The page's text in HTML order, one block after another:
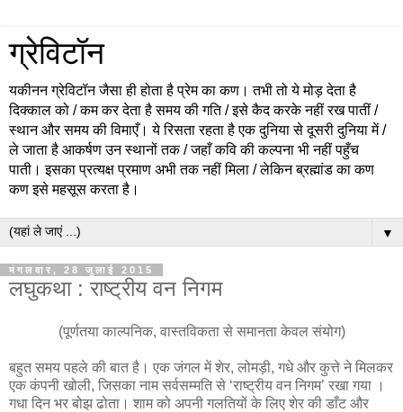
ग्रेविटॉन
यकीनन ग्रेविटॉन जैसा ही होता है प्रेम का कण। तभी तो ये मोड़ देता है
दिक्काल को / कम कर देता है समय की गति / इसे कैद करके नहीं रख पातीं /
स्थान और समय की विमाएँ। ये रिसता रहता है एक दुनिया से दूसरी दुनिया में /
ले जाता है आकर्षण उन स्थानों तक / जहाँ कवि की कल्पना भी नहीं पहुँच
पाती। इसका प्रत्यक्ष प्रमाण अभी तक नहीं मिला / लेकिन ब्रह्मांड का कण
कण इसे महसूस करता है।
▼
मंगलवार, 28 जुलाई 2015
लघुकथा : राष्ट्रीय वन निगम
(पूर्णतया काल्पनिक, वास्तविकता से समानता केवल संयोग)
बहुत समय पहले की बात है। एक जंगल में शेर, लोमड़ी, गधे और कुत्ते ने मिलकर
एक कंपनी खोली, जिसका नाम सर्वसम्मति से ‘राष्ट्रीय वन निगम’ रखा गया ।
गधा दिन भर बोझ ढोता। शाम को अपनी गलतियों के लिए शेर की डाँट और